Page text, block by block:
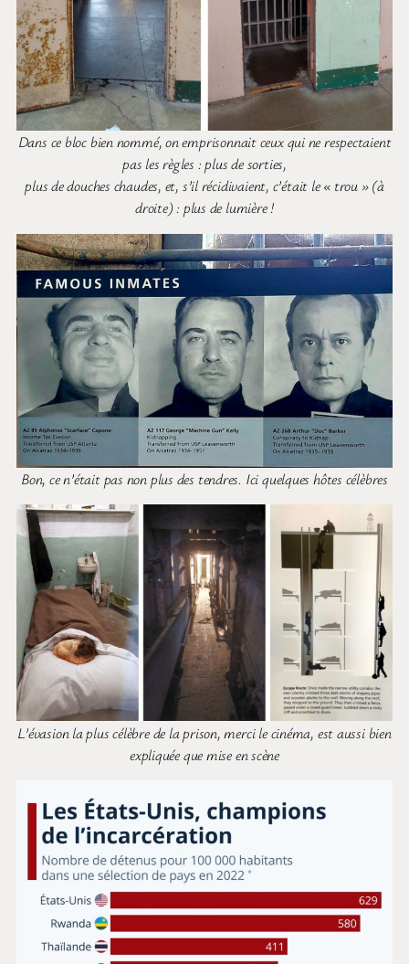
Dans ce bloc bien nommé, on emprisonnait ceux qui ne respectaient
pas les règles : plus de sorties,
plus de douches chaudes, et, s’il récidivaient, c’était le « trou » (à
droite) : plus de lumière !
Bon, ce n’était pas non plus des tendres. Ici quelques hôtes célèbres
L’évasion la plus célèbre de la prison, merci le cinéma, est aussi bien
expliquée que mise en scène